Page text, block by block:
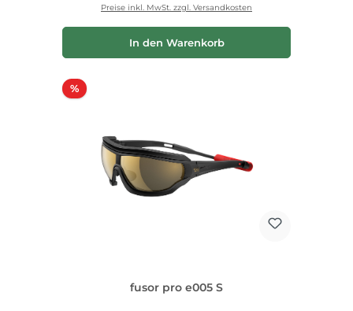
Preise inkl. MwSt. zzgl. Versandkosten
In den Warenkorb
%Rabatt
fusor pro e005 S